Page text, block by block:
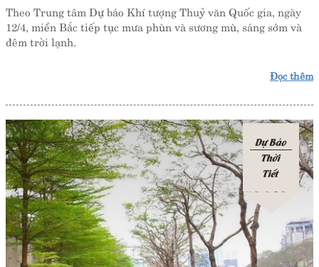
Theo Trung tâm Dự báo Khí tượng Thuỷ văn Quốc gia, ngày
12/4, miền Bắc tiếp tục mưa phùn và sương mù, sáng sớm và
đêm trời lạnh.
Đọc thêm
Dự Báo
Thời
Tiết